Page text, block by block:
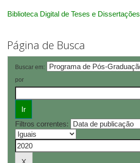
Biblioteca Digital de Teses e Dissertações
Página de Busca
Buscar em:
por
Filtros correntes: